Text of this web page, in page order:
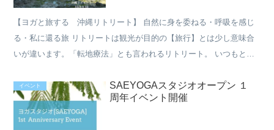
【ヨガと旅する 沖縄リトリート】 自然に身を委ねる・呼吸を感じ
る・私に還る旅 リトリートは観光が目的の【旅行】とは少し意味合
いが違います。「転地療法」とも言われるリトリート。 いつもと違
イベント
SAEYOGAスタジオオープン １
周年イベント開催